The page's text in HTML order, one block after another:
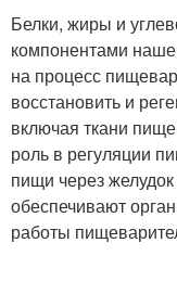
Белки, жиры и
компонентами
на процесс
восстановить и
включая ткани
роль в регуляции
пищи через
обеспечивают
работы